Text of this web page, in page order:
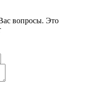
вопросы. Это